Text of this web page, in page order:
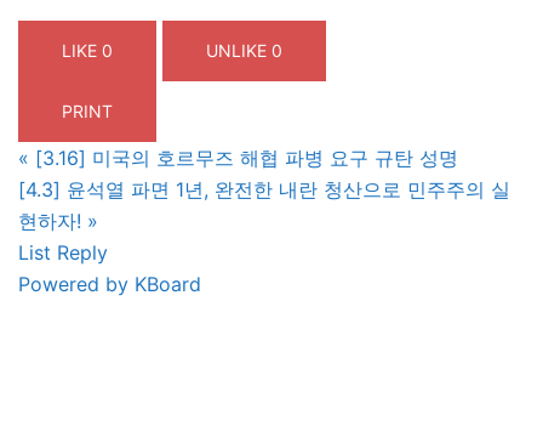
LIKE 0 UNLIKE 0
PRINT
« [3.16] 미국의 호르무즈 해협 파병 요구 규탄 성명
[4.3] 윤석열 파면 1년, 완전한 내란 청산으로 민주주의 실
현하자! »
List Reply
Powered by KBoard